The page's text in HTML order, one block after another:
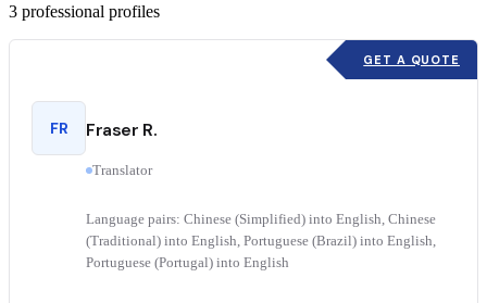
3 professional profiles
GET A QUOTE
FR Fraser R.
Translator
Language pairs: Chinese (Simplified) into English, Chinese
(Traditional) into English, Portuguese (Brazil) into English,
Portuguese (Portugal) into English